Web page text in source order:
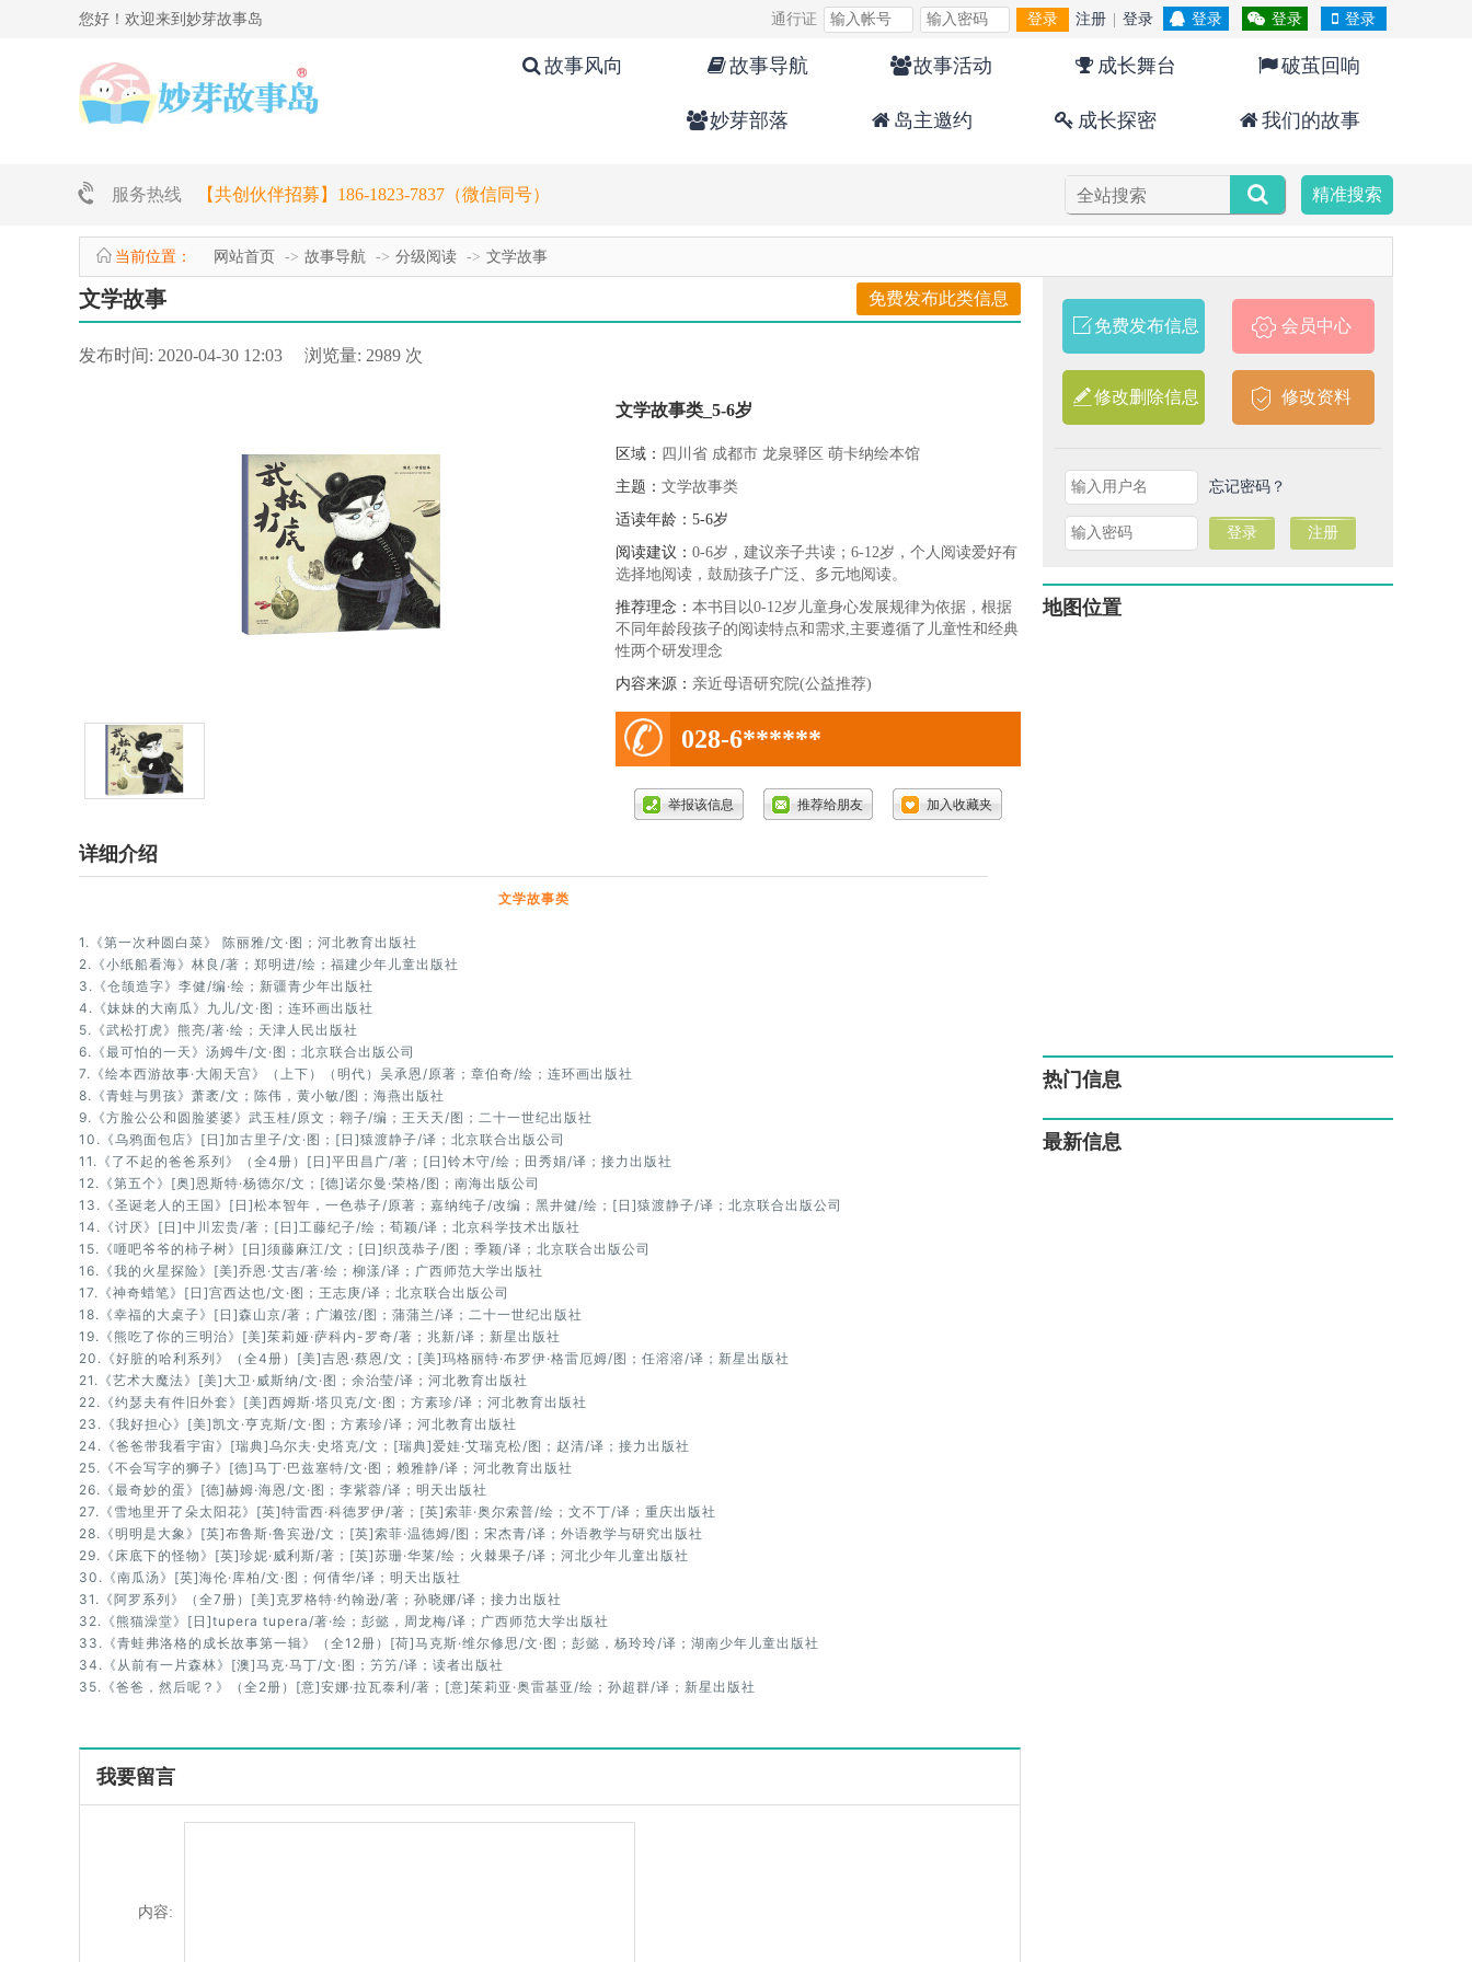
您好！欢迎来到妙芽故事岛 通行证 登录 注册 登录 登录 登录 登录
故事风向 故事导航 故事活动 成长舞台 破茧回响
妙芽部落 岛主邀约 成长探密 我们的故事
服务热线 【共创伙伴招募】186-1823-7837（微信同号） 精准搜索
当前位置： 网站首页 故事导航 分级阅读 文学故事
文学故事 免费发布此类信息
发布时间: 2020-04-30 12:03 浏览量: 2989 次
文学故事类_5-6岁
区域： 四川省 成都市 龙泉驿区 萌卡纳绘本馆
主题： 文学故事类
适读年龄： 5-6岁
阅读建议： 0-6岁，建议亲子共读；6-12岁，个人阅读爱好有
选择地阅读，鼓励孩子广泛、多元地阅读。
推荐理念： 本书目以0-12岁儿童身心发展规律为依据，根据
不同年龄段孩子的阅读特点和需求,主要遵循了儿童性和经典
性两个研发理念
内容来源： 亲近母语研究院(公益推荐)
电
话号
028-6******
详细介绍
文学故事类
1.《第一次种圆白菜》 陈丽雅/文·图；河北教育出版社
2.《小纸船看海》林良/著；郑明进/绘；福建少年儿童出版社
3.《仓颉造字》李健/编·绘；新疆青少年出版社
4.《妹妹的大南瓜》九儿/文·图；连环画出版社
5.《武松打虎》熊亮/著·绘；天津人民出版社
6.《最可怕的一天》汤姆牛/文·图；北京联合出版公司
7.《绘本西游故事·大闹天宫》（上下）（明代）吴承恩/原著；章伯奇/绘；连环画出版社
8.《青蛙与男孩》萧袤/文；陈伟，黄小敏/图；海燕出版社
9.《方脸公公和圆脸婆婆》武玉桂/原文；翱子/编；王天天/图；二十一世纪出版社
10.《乌鸦面包店》[日]加古里子/文·图；[日]猿渡静子/译；北京联合出版公司
11.《了不起的爸爸系列》（全4册）[日]平田昌广/著；[日]铃木守/绘；田秀娟/译；接力出版社
12.《第五个》[奥]恩斯特·杨德尔/文；[德]诺尔曼·荣格/图；南海出版公司
13.《圣诞老人的王国》[日]松本智年，一色恭子/原著；嘉纳纯子/改编；黑井健/绘；[日]猿渡静子/译；北京联合出版公司
14.《讨厌》[日]中川宏贵/著；[日]工藤纪子/绘；荀颖/译；北京科学技术出版社
15.《咂吧爷爷的柿子树》[日]须藤麻江/文；[日]织茂恭子/图；季颖/译；北京联合出版公司
16.《我的火星探险》[美]乔恩·艾吉/著·绘；柳漾/译；广西师范大学出版社
17.《神奇蜡笔》[日]宫西达也/文·图；王志庚/译；北京联合出版公司
18.《幸福的大桌子》[日]森山京/著；广濑弦/图；蒲蒲兰/译；二十一世纪出版社
19.《熊吃了你的三明治》[美]茱莉娅·萨科内-罗奇/著；兆新/译；新星出版社
20.《好脏的哈利系列》（全4册）[美]吉恩·蔡恩/文；[美]玛格丽特·布罗伊·格雷厄姆/图；任溶溶/译；新星出版社
21.《艺术大魔法》[美]大卫·威斯纳/文·图；余治莹/译；河北教育出版社
22.《约瑟夫有件旧外套》[美]西姆斯·塔贝克/文·图；方素珍/译；河北教育出版社
23.《我好担心》[美]凯文·亨克斯/文·图；方素珍/译；河北教育出版社
24.《爸爸带我看宇宙》[瑞典]乌尔夫·史塔克/文；[瑞典]爱娃·艾瑞克松/图；赵清/译；接力出版社
25.《不会写字的狮子》[德]马丁·巴兹塞特/文·图；赖雅静/译；河北教育出版社
26.《最奇妙的蛋》[德]赫姆·海恩/文·图；李紫蓉/译；明天出版社
27.《雪地里开了朵太阳花》[英]特雷西·科德罗伊/著；[英]索菲·奥尔索普/绘；文不丁/译；重庆出版社
28.《明明是大象》[英]布鲁斯·鲁宾逊/文；[英]索菲·温德姆/图；宋杰青/译；外语教学与研究出版社
29.《床底下的怪物》[英]珍妮·威利斯/著；[英]苏珊·华莱/绘；火棘果子/译；河北少年儿童出版社
30.《南瓜汤》[英]海伦·库柏/文·图；何倩华/译；明天出版社
31.《阿罗系列》（全7册）[美]克罗格特·约翰逊/著；孙晓娜/译；接力出版社
32.《熊猫澡堂》[日]tupera tupera/著·绘；彭懿，周龙梅/译；广西师范大学出版社
33.《青蛙弗洛格的成长故事第一辑》（全12册）[荷]马克斯·维尔修思/文·图；彭懿，杨玲玲/译；湖南少年儿童出版社
34.《从前有一片森林》[澳]马克·马丁/文·图；竻竻/译；读者出版社
35.《爸爸，然后呢？》（全2册）[意]安娜·拉瓦泰利/著；[意]茱莉亚·奥雷基亚/绘；孙超群/译；新星出版社
我要留言
内容:
免费发布信息 会员中心
修改删除信息 修改资料
忘记密码？
地图位置
热门信息
最新信息